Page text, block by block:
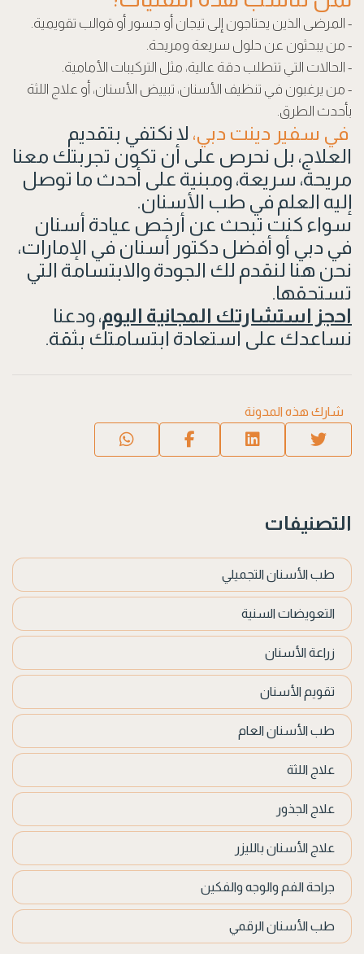
- المرضى الذين يحتاجون إلى تيجان أو جسور أو قوالب تقويمية.
- من يبحثون عن حلول سريعة ومريحة.
- الحالات التي تتطلب دقة عالية، مثل التركيبات الأمامية.
- من يرغبون في تنظيف الأسنان، تبييض الأسنان، أو علاج اللثة
بأحدث الطرق.
في سفير دينت دبي، لا نكتفي بتقديم
العلاج، بل نحرص على أن تكون تجربتك معنا
مريحة، سريعة، ومبنية على أحدث ما توصل
إليه العلم في طب الأسنان.
سواء كنت تبحث عن أرخص عيادة أسنان
في دبي أو أفضل دكتور أسنان في الإمارات،
نحن هنا لنقدم لك الجودة والابتسامة التي
تستحقها.
احجز استشارتك المجانية اليوم، ودعنا
نساعدك على استعادة ابتسامتك بثقة.
شارك هذه المدونة
التصنيفات
طب الأسنان التجميلي
التعويضات السنية
زراعة الأسنان
تقويم الأسنان
طب الأسنان العام
علاج اللثة
علاج الجذور
علاج الأسنان بالليزر
جراحة الفم والوجه والفكين
طب الأسنان الرقمي